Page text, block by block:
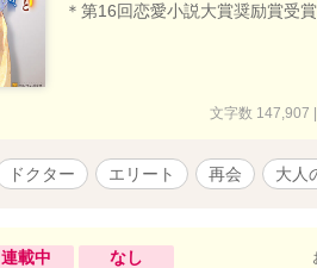
＊第16回恋愛小説大賞奨励賞受
文字数 147,907
ドクター エリート 再会 大人
連載中 なし